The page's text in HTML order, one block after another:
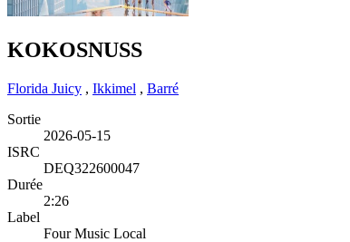
KOKOSNUSS
Florida Juicy , Ikkimel , Barré
Sortie
2026-05-15
ISRC
DEQ322600047
Durée
2:26
Label
Four Music Local